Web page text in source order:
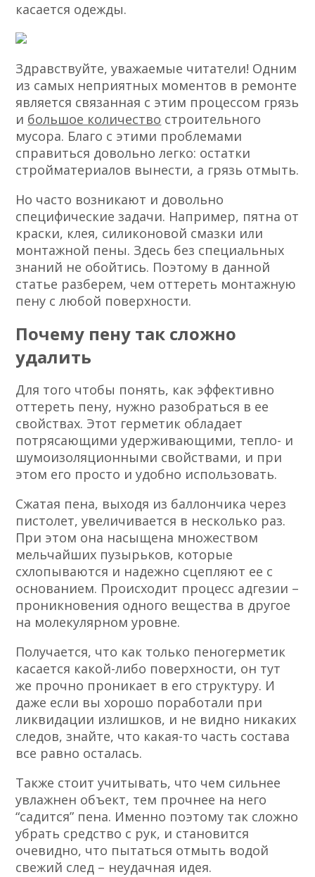
касается одежды.
Здравствуйте, уважаемые читатели! Одним
из самых неприятных моментов в ремонте
является связанная с этим процессом грязь
и большое количество строительного
мусора. Благо с этими проблемами
справиться довольно легко: остатки
стройматериалов вынести, а грязь отмыть.
Но часто возникают и довольно
специфические задачи. Например, пятна от
краски, клея, силиконовой смазки или
монтажной пены. Здесь без специальных
знаний не обойтись. Поэтому в данной
статье разберем, чем оттереть монтажную
пену с любой поверхности.
Почему пену так сложно
удалить
Для того чтобы понять, как эффективно
оттереть пену, нужно разобраться в ее
свойствах. Этот герметик обладает
потрясающими удерживающими, тепло- и
шумоизоляционными свойствами, и при
этом его просто и удобно использовать.
Сжатая пена, выходя из баллончика через
пистолет, увеличивается в несколько раз.
При этом она насыщена множеством
мельчайших пузырьков, которые
схлопываются и надежно сцепляют ее с
основанием. Происходит процесс адгезии –
проникновения одного вещества в другое
на молекулярном уровне.
Получается, что как только пеногерметик
касается какой-либо поверхности, он тут
же прочно проникает в его структуру. И
даже если вы хорошо поработали при
ликвидации излишков, и не видно никаких
следов, знайте, что какая-то часть состава
все равно осталась.
Также стоит учитывать, что чем сильнее
увлажнен объект, тем прочнее на него
“садится” пена. Именно поэтому так сложно
убрать средство с рук, и становится
очевидно, что пытаться отмыть водой
свежий след – неудачная идея.